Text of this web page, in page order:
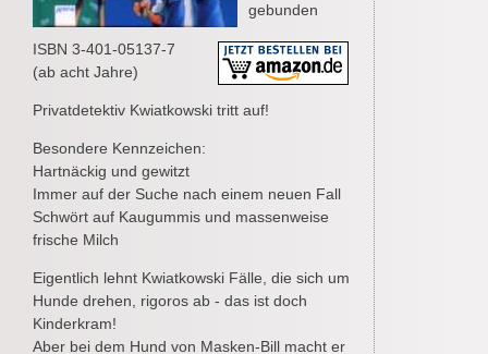
gebunden
ISBN 3-401-05137-7
(ab acht Jahre)
Privatdetektiv Kwiatkowski tritt auf!
Besondere Kennzeichen:
Hartnäckig und gewitzt
Immer auf der Suche nach einem neuen Fall
Schwört auf Kaugummis und massenweise
frische Milch
Eigentlich lehnt Kwiatkowski Fälle, die sich um
Hunde drehen, rigoros ab - das ist doch
Kinderkram!
Aber bei dem Hund von Masken-Bill macht er